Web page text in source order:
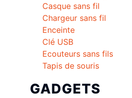
Casque sans fil
Chargeur sans fil
Enceinte
Clé USB
Ecouteurs sans fils
Tapis de souris
GADGETS